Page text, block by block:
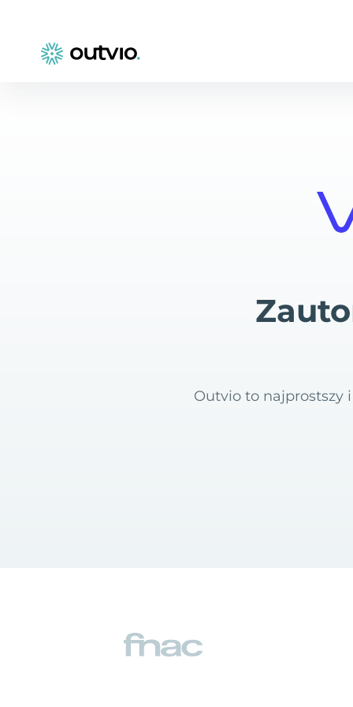
Outvio to najprostszy